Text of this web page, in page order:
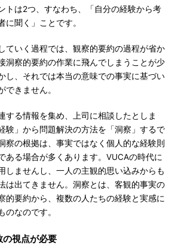
トは2つ、すなわち、「自分の経験から考
に聞く」ことです。
ていく過程では、観察的要約の過程が省か
洞察的要約の作業に飛んでしまうことが少
し、それでは本当の意味での事実に基づい
できません。
る情報を集め、上司に相談したとしま
験」から問題解決の方法を「洞察」するで
察の根拠は、事実ではなく個人的な経験則
ある場合が多くあります。VUCAの時代に
しませんし、一人の主観的思い込みからも
は出てきません。洞察とは、客観的事実の
的要約から、複数の人たちの経験と実感に
のなのです。
の視点が必要